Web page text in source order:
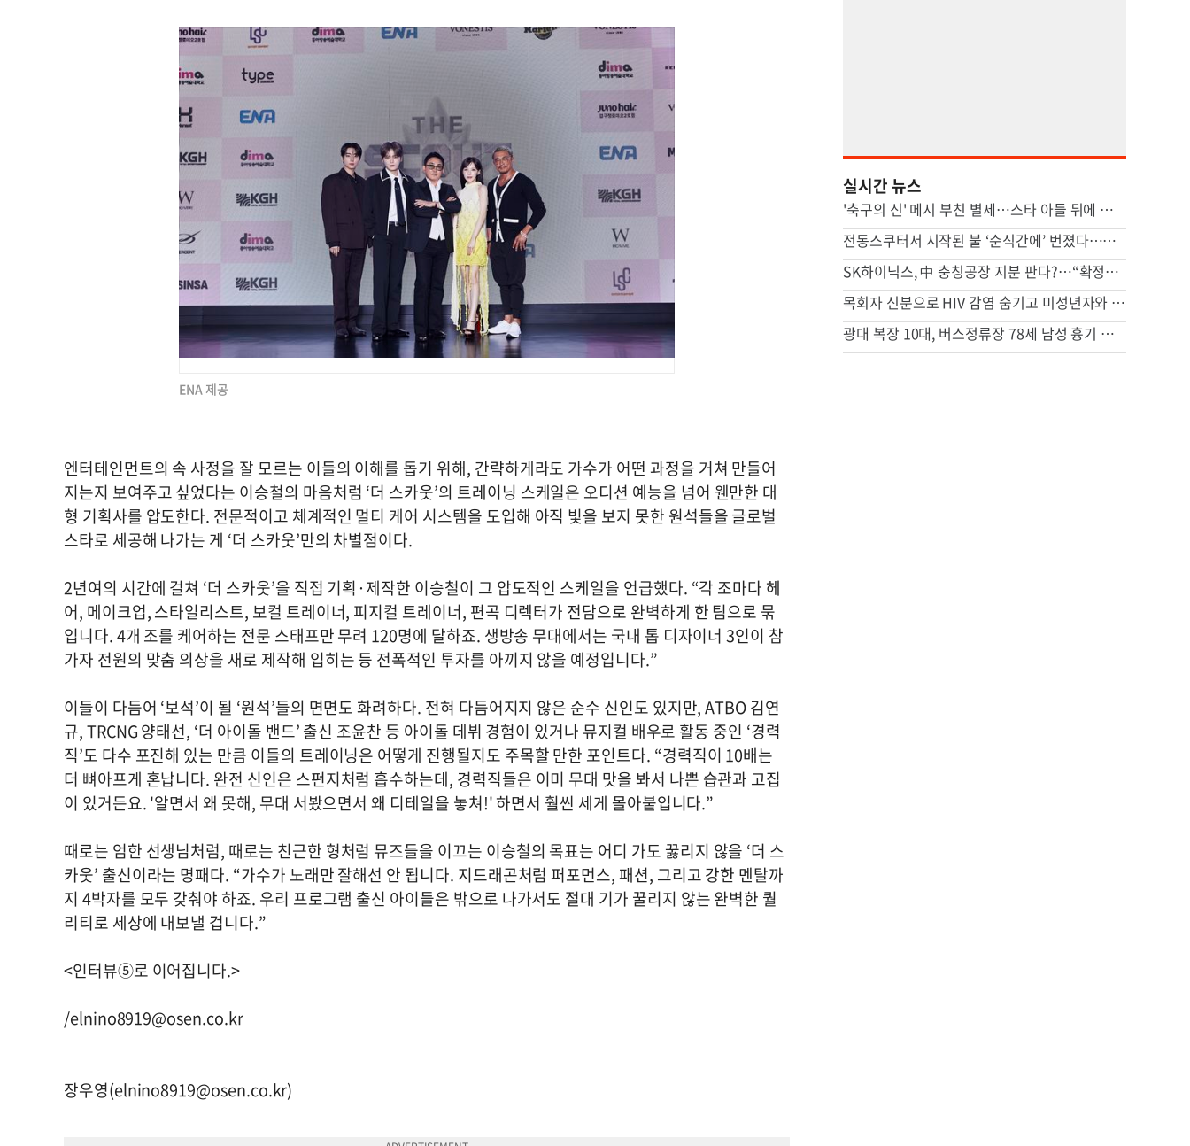
ENA 제공
엔터테인먼트의 속 사정을 잘 모르는 이들의 이해를 돕기 위해, 간략하게라도 가수가 어떤 과정을 거쳐 만들어
지는지 보여주고 싶었다는 이승철의 마음처럼 ‘더 스카웃’의 트레이닝 스케일은 오디션 예능을 넘어 웬만한 대
형 기획사를 압도한다. 전문적이고 체계적인 멀티 케어 시스템을 도입해 아직 빛을 보지 못한 원석들을 글로벌
스타로 세공해 나가는 게 ‘더 스카웃’만의 차별점이다.
2년여의 시간에 걸쳐 ‘더 스카웃’을 직접 기획·제작한 이승철이 그 압도적인 스케일을 언급했다. “각 조마다 헤
어, 메이크업, 스타일리스트, 보컬 트레이너, 피지컬 트레이너, 편곡 디렉터가 전담으로 완벽하게 한 팀으로 묶
입니다. 4개 조를 케어하는 전문 스태프만 무려 120명에 달하죠. 생방송 무대에서는 국내 톱 디자이너 3인이 참
가자 전원의 맞춤 의상을 새로 제작해 입히는 등 전폭적인 투자를 아끼지 않을 예정입니다.”
이들이 다듬어 ‘보석’이 될 ‘원석’들의 면면도 화려하다. 전혀 다듬어지지 않은 순수 신인도 있지만, ATBO 김연
규, TRCNG 양태선, ‘더 아이돌 밴드’ 출신 조윤찬 등 아이돌 데뷔 경험이 있거나 뮤지컬 배우로 활동 중인 ‘경력
직’도 다수 포진해 있는 만큼 이들의 트레이닝은 어떻게 진행될지도 주목할 만한 포인트다. “경력직이 10배는
더 뼈아프게 혼납니다. 완전 신인은 스펀지처럼 흡수하는데, 경력직들은 이미 무대 맛을 봐서 나쁜 습관과 고집
이 있거든요. '알면서 왜 못해, 무대 서봤으면서 왜 디테일을 놓쳐!' 하면서 훨씬 세게 몰아붙입니다.”
때로는 엄한 선생님처럼, 때로는 친근한 형처럼 뮤즈들을 이끄는 이승철의 목표는 어디 가도 꿇리지 않을 ‘더 스
카웃’ 출신이라는 명패다. “가수가 노래만 잘해선 안 됩니다. 지드래곤처럼 퍼포먼스, 패션, 그리고 강한 멘탈까
지 4박자를 모두 갖춰야 하죠. 우리 프로그램 출신 아이들은 밖으로 나가서도 절대 기가 꿀리지 않는 완벽한 퀄
리티로 세상에 내보낼 겁니다.”
<인터뷰⑤로 이어집니다.>
/elnino8919@osen.co.kr
장우영(elnino8919@osen.co.kr)
실시간 뉴스
'축구의 신' 메시 부친 별세…스타 아들 뒤에 선 조용한 조력자
전동스쿠터서 시작된 불 ‘순식간에’ 번졌다…차량·마을회관 덮쳐
SK하이닉스, 中 충칭공장 지분 판다?…“확정된 바는 없다”
목회자 신분으로 HIV 감염 숨기고 미성년자와 성관계
광대 복장 10대, 버스정류장 78세 남성 흉기 살해 혐의